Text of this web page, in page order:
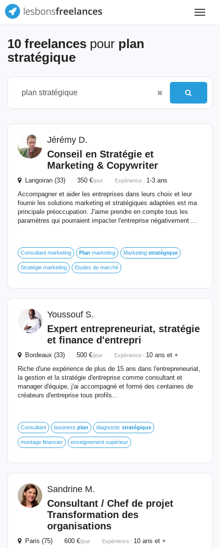
Toggle
10 freelances pour plan
stratégique
Jérémy D.
Conseil en Stratégie et
Marketing & Copywriter
Langoiran (33) 350 €/jour Expérience : 1-3 ans
Accompagner et aider les entreprises dans leurs choix et leur
fournir les solutions marketing et stratégiques adaptées est ma
principale préoccupation. J'aime prendre en compte tous les
paramètres qui pourraient impacter l'entreprise négativement ...
Consultant marketing Plan marketing Marketing stratégique
Stratégie marketing Etudes de marché
Youssouf S.
Expert entrepreneuriat, stratégie
et finance d'entrepri
Bordeaux (33) 500 €/jour Expérience : 10 ans et +
Riche d'une expérience de plus de 15 ans dans l'entrepreneuriat,
la gestion et la stratégie d'entreprise comme consultant et
manager d'équipe, j'ai accompagné et formé des centaines de
créateurs d'entreprise tous profils...
Consultant business plan diagnostic stratégique
montage financier enseignement supérieur
Sandrine M.
Consultant / Chef de projet
Transformation des
organisations
Paris (75) 600 €/jour Expérience : 10 ans et +